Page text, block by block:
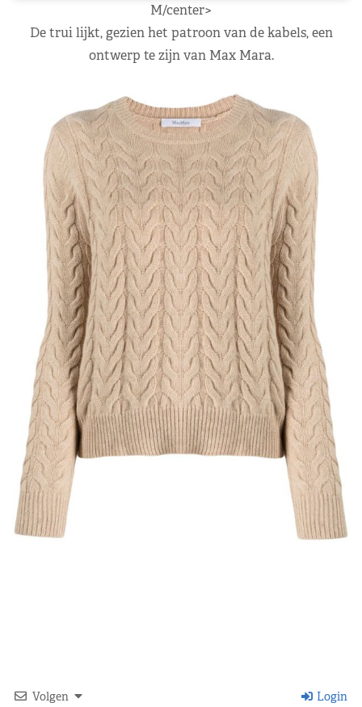
M/center>
De trui lijkt, gezien het patroon van de kabels, een
ontwerp te zijn van Max Mara.
Volgen Login